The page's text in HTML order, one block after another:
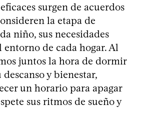
surgen de acuerdos
la etapa de
niño, sus necesidades
de cada hogar. Al
juntos la hora de dormir
y bienestar,
un horario para apagar
sus ritmos de sueño y